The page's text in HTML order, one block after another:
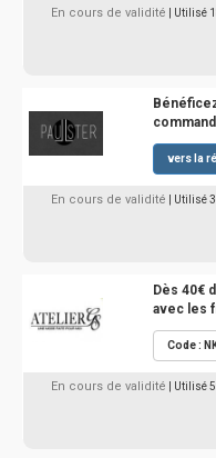
En cours de validité | Utilisé
vers la
En cours de validité | Utilisé
Dès 40€
avec les
Code :
En cours de validité | Utilisé